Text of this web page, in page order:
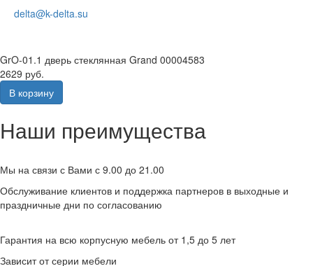
delta@k-delta.su
GrO-01.1 дверь стеклянная Grand 00004583
2629 руб.
В корзину
Наши преимущества
Мы на связи с Вами с 9.00 до 21.00
Обслуживание клиентов и поддержка партнеров в выходные и
праздничные дни по согласованию
Гарантия на всю корпусную мебель от 1,5 до 5 лет
Зависит от серии мебели